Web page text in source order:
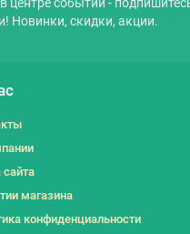
Новинки, скидки, акции.
сайта
магазина
конфиденциальности